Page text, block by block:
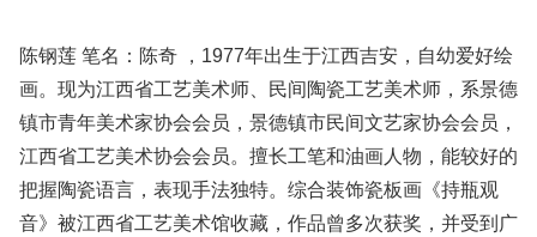
陈钢莲 笔名：陈奇 ，1977年出生于江西吉安，自幼爱好绘
画。现为江西省工艺美术师、民间陶瓷工艺美术师，系景德
镇市青年美术家协会会员，景德镇市民间文艺家协会会员，
江西省工艺美术协会会员。擅长工笔和油画人物，能较好的
把握陶瓷语言，表现手法独特。综合装饰瓷板画《持瓶观
音》被江西省工艺美术馆收藏，作品曾多次获奖，并受到广